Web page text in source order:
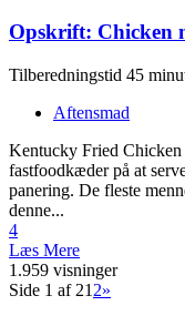
Opskrift: Chicken
Tilberedningstid 45
Aftensmad
Kentucky Fried Chicken
fastfoodkæder på at
panering. De fleste
denne...
4
Læs Mere
1.959 visninger
Side 1 af 21 2»